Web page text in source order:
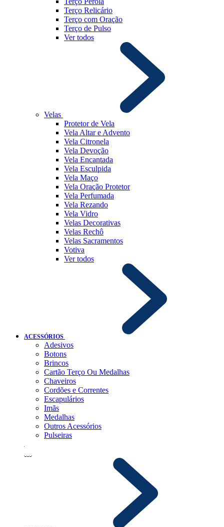
Terço Relicário
Terço com Oração
Terço de Pulso
Ver todos
Velas
Protetor de Vela
Vela Altar e Advento
Vela Citronela
Vela Devoção
Vela Encantada
Vela Esculpida
Vela Maço
Vela Oração Protetor
Vela Perfumada
Vela Rezando
Vela Vidro
Velas Decorativas
Velas Rechô
Velas Sacramentos
Votiva
Ver todos
ACESSÓRIOS
Adesivos
Botons
Brincos
Cartão Terço Ou Medalhas
Chaveiros
Cordões e Correntes
Escapulários
Imãs
Medalhas
Outros Acessórios
Pulseiras